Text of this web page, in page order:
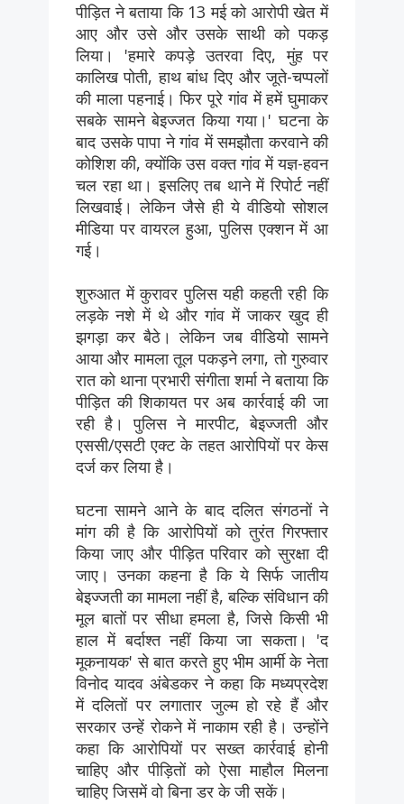
पीड़ित ने बताया कि 13 मई को आरोपी खेत में
आए और उसे और उसके साथी को पकड़
लिया। 'हमारे कपड़े उतरवा दिए, मुंह पर
कालिख पोती, हाथ बांध दिए और जूते-चप्पलों
की माला पहनाई। फिर पूरे गांव में हमें घुमाकर
सबके सामने बेइज्जत किया गया।' घटना के
बाद उसके पापा ने गांव में समझौता करवाने की
कोशिश की, क्योंकि उस वक्त गांव में यज्ञ-हवन
चल रहा था। इसलिए तब थाने में रिपोर्ट नहीं
लिखवाई। लेकिन जैसे ही ये वीडियो सोशल
मीडिया पर वायरल हुआ, पुलिस एक्शन में आ
गई।
शुरुआत में कुरावर पुलिस यही कहती रही कि
लड़के नशे में थे और गांव में जाकर खुद ही
झगड़ा कर बैठे। लेकिन जब वीडियो सामने
आया और मामला तूल पकड़ने लगा, तो गुरुवार
रात को थाना प्रभारी संगीता शर्मा ने बताया कि
पीड़ित की शिकायत पर अब कार्रवाई की जा
रही है। पुलिस ने मारपीट, बेइज्जती और
एससी/एसटी एक्ट के तहत आरोपियों पर केस
दर्ज कर लिया है।
घटना सामने आने के बाद दलित संगठनों ने
मांग की है कि आरोपियों को तुरंत गिरफ्तार
किया जाए और पीड़ित परिवार को सुरक्षा दी
जाए। उनका कहना है कि ये सिर्फ जातीय
बेइज्जती का मामला नहीं है, बल्कि संविधान की
मूल बातों पर सीधा हमला है, जिसे किसी भी
हाल में बर्दाश्त नहीं किया जा सकता। 'द
मूकनायक' से बात करते हुए भीम आर्मी के नेता
विनोद यादव अंबेडकर ने कहा कि मध्यप्रदेश
में दलितों पर लगातार जुल्म हो रहे हैं और
सरकार उन्हें रोकने में नाकाम रही है। उन्होंने
कहा कि आरोपियों पर सख्त कार्रवाई होनी
चाहिए और पीड़ितों को ऐसा माहौल मिलना
चाहिए जिसमें वो बिना डर के जी सकें।